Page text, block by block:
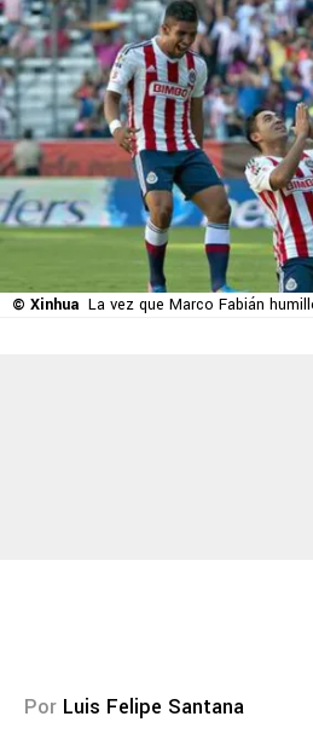
© Xinhua La vez que Marco Fabián
Por Luis Felipe Santana